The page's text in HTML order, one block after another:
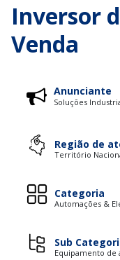
Inversor
Venda
Anunciante
Soluções
Região de
Território
Categoria
Automações &
Sub
Equipamento de